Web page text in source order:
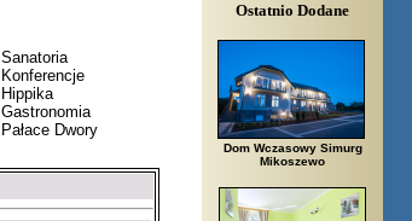
Sanatoria
Konferencje
Hippika
Gastronomia
Pałace Dwory
Ostatnio Dodane
Dom Wczasowy Simurg
Mikoszewo